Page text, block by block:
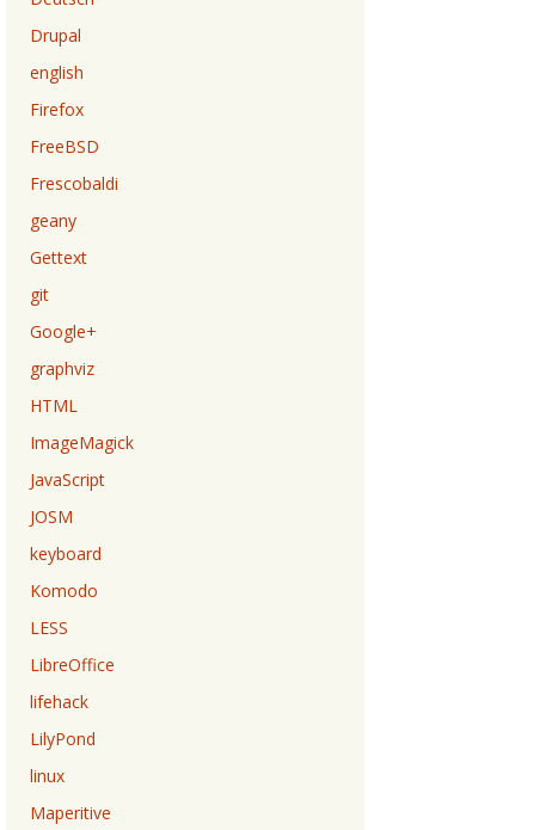
Drupal
english
Firefox
FreeBSD
Frescobaldi
geany
Gettext
git
Google+
graphviz
HTML
ImageMagick
JavaScript
JOSM
keyboard
Komodo
LESS
LibreOffice
lifehack
LilyPond
linux
Maperitive